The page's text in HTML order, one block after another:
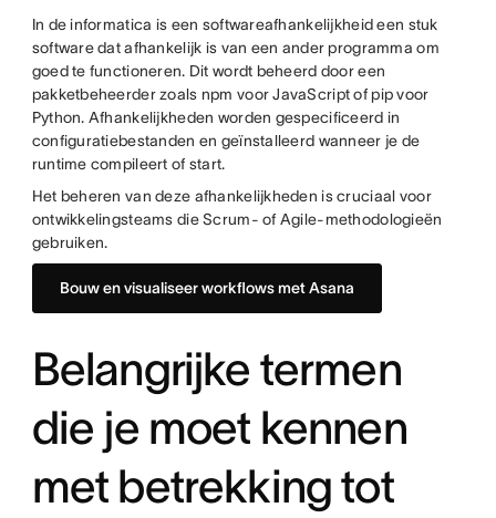
In de informatica is een softwareafhankelijkheid een stuk
software dat afhankelijk is van een ander programma om
goed te functioneren. Dit wordt beheerd door een
pakketbeheerder zoals npm voor JavaScript of pip voor
Python. Afhankelijkheden worden gespecificeerd in
configuratiebestanden en geïnstalleerd wanneer je de
runtime compileert of start.
Het beheren van deze afhankelijkheden is cruciaal voor
ontwikkelingsteams die Scrum- of Agile-methodologieën
gebruiken.
Bouw en visualiseer workflows met Asana
Belangrijke termen
die je moet kennen
met betrekking tot